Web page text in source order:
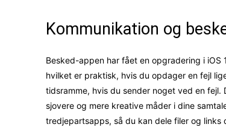
Kommunikation og
Besked-appen har fået en opgradering i
hvilket er praktisk, hvis du opdager en fejl
tidsramme, hvis du sender noget ved en
sjovere og mere kreative måder i dine
tredjepartsapps, så du kan dele filer og